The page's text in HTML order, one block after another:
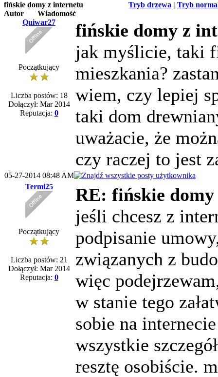
Tryb drzewa | Tryb
fińskie domy z internetu
Autor
Wiadomość
Quiwar27
Początkujący
Liczba postów: 18
Dołączył: Mar 2014
Reputacja: 0
fińskie domy z
jak myślicie, taki
mieszkania?
wiem, czy lepiej
taki dom
uważacie, że
czy raczej to jest
05-27-2014 08:48 AM
Termi25
Początkujący
Liczba postów: 21
Dołączył: Mar 2014
Reputacja: 0
RE: fińskie
jeśli chcesz z
podpisanie
związanych z
więc
w stanie tego
sobie na
wszystkie
resztę osobiście.